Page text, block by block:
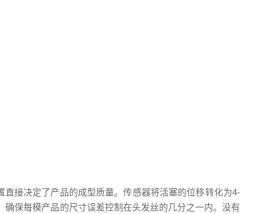
接决定了产品的成型质量。传感器将活塞的位移转化为4-
保每模产品的尺寸误差控制在头发丝的几分之一内。没有